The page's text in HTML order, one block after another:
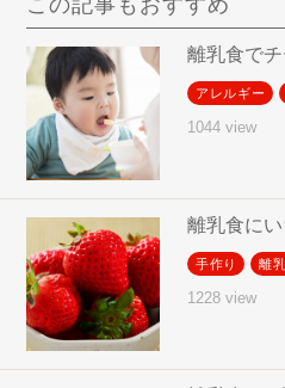
離乳食で
アレルギー
1044 view
離乳食に
手作り 離
1228 view